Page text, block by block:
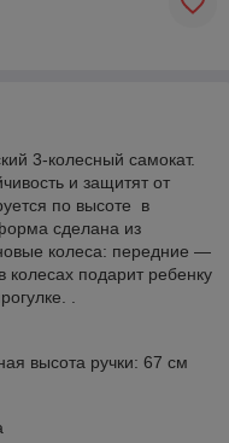
3-колесный самокат.
и защитят от
по высоте в
сделана из
колеса: передние —
подарит ребенку
.
высота ручки: 67 см